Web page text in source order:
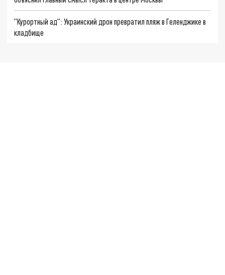
"Курортный ад": Украинский дрон превратил пляж в Геленджике в
кладбище